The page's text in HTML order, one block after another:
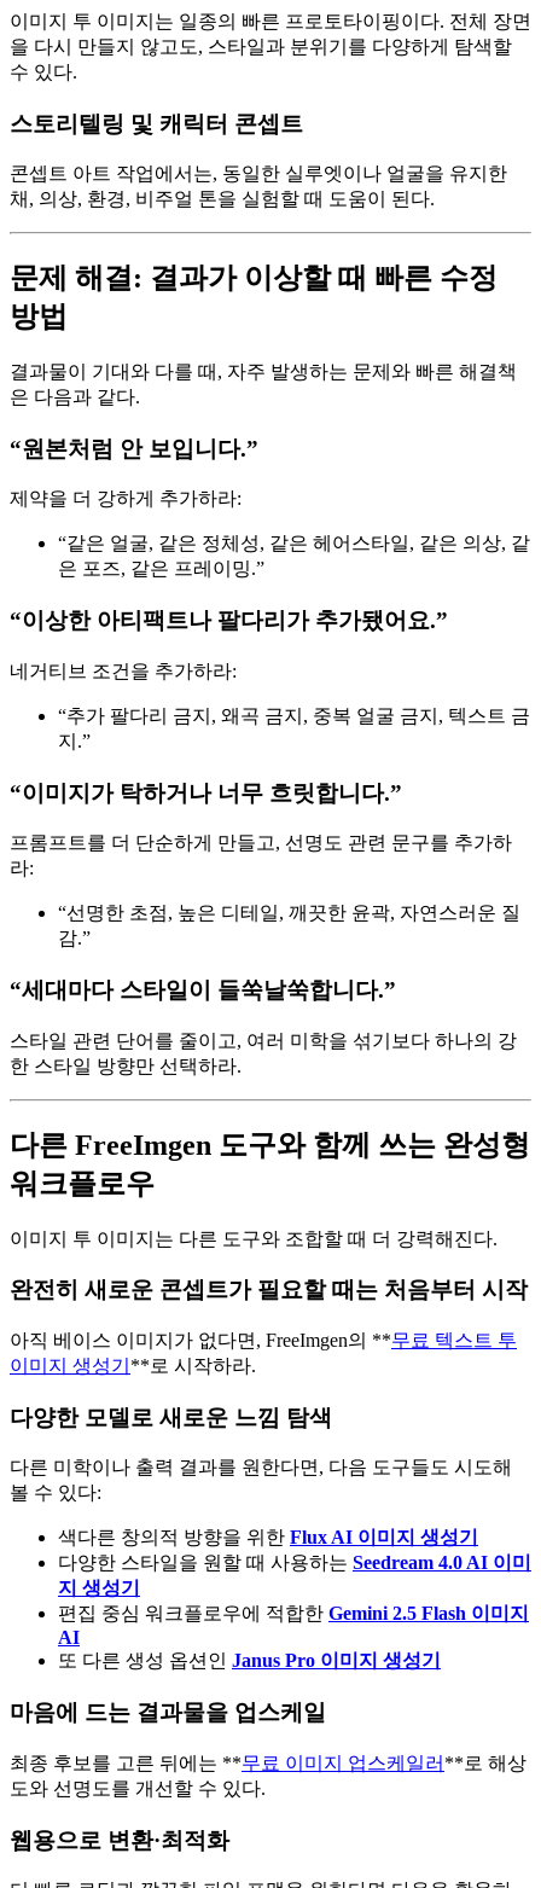
이미지 투 이미지는 일종의 빠른 프로토타이핑이다. 전체 장면
을 다시 만들지 않고도, 스타일과 분위기를 다양하게 탐색할
수 있다.
스토리텔링 및 캐릭터 콘셉트
콘셉트 아트 작업에서는, 동일한 실루엣이나 얼굴을 유지한
채, 의상, 환경, 비주얼 톤을 실험할 때 도움이 된다.
문제 해결: 결과가 이상할 때 빠른 수정
방법
결과물이 기대와 다를 때, 자주 발생하는 문제와 빠른 해결책
은 다음과 같다.
“원본처럼 안 보입니다.”
제약을 더 강하게 추가하라:
“같은 얼굴, 같은 정체성, 같은 헤어스타일, 같은 의상, 같
은 포즈, 같은 프레이밍.”
“이상한 아티팩트나 팔다리가 추가됐어요.”
네거티브 조건을 추가하라:
“추가 팔다리 금지, 왜곡 금지, 중복 얼굴 금지, 텍스트 금
지.”
“이미지가 탁하거나 너무 흐릿합니다.”
프롬프트를 더 단순하게 만들고, 선명도 관련 문구를 추가하
라:
“선명한 초점, 높은 디테일, 깨끗한 윤곽, 자연스러운 질
감.”
“세대마다 스타일이 들쑥날쑥합니다.”
스타일 관련 단어를 줄이고, 여러 미학을 섞기보다 하나의 강
한 스타일 방향만 선택하라.
다른 FreeImgen 도구와 함께 쓰는 완성형
워크플로우
이미지 투 이미지는 다른 도구와 조합할 때 더 강력해진다.
완전히 새로운 콘셉트가 필요할 때는 처음부터 시작
아직 베이스 이미지가 없다면, FreeImgen의 **무료 텍스트 투
이미지 생성기 **로 시작하라.
다양한 모델로 새로운 느낌 탐색
다른 미학이나 출력 결과를 원한다면, 다음 도구들도 시도해
볼 수 있다:
색다른 창의적 방향을 위한 Flux AI 이미지 생성기
다양한 스타일을 원할 때 사용하는 Seedream 4.0 AI 이미
지 생성기
편집 중심 워크플로우에 적합한 Gemini 2.5 Flash 이미지
AI
또 다른 생성 옵션인 Janus Pro 이미지 생성기
마음에 드는 결과물을 업스케일
최종 후보를 고른 뒤에는 **무료 이미지 업스케일러 **로 해상
도와 선명도를 개선할 수 있다.
웹용으로 변환·최적화